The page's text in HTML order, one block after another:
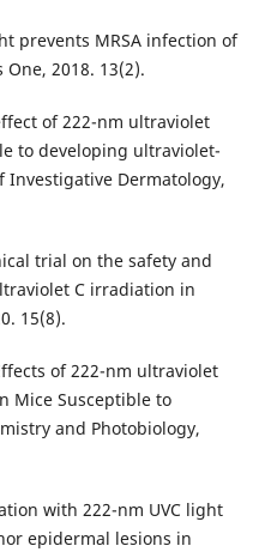
prevents MRSA infection of
2018. 13(2).
of 222-nm ultraviolet
to developing ultraviolet-
Investigative Dermatology,
trial on the safety and
C irradiation in
15(8).
of 222-nm ultraviolet
Mice Susceptible to
and Photobiology,
with 222-nm UVC light
epidermal lesions in